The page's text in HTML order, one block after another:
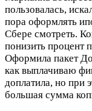
пользовалась,
пора оформлять
Сбере смотреть.
понизить процент
Оформила пакет
как выплачиваю
доплатила, но при
большая сумма